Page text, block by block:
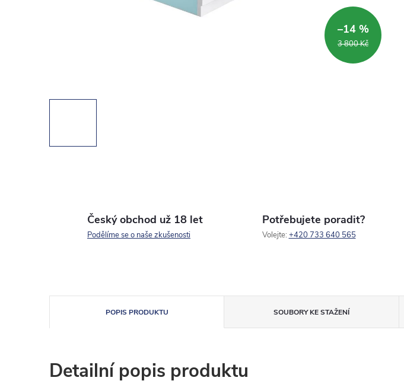
3 800 Kč
–14 %
Český obchod už 18 let
Podělíme se o naše zkušenosti
Potřebujete poradit?
Volejte: +420 733 640 565
POPIS PRODUKTU SOUBORY KE STAŽENÍ
Detailní popis produktu